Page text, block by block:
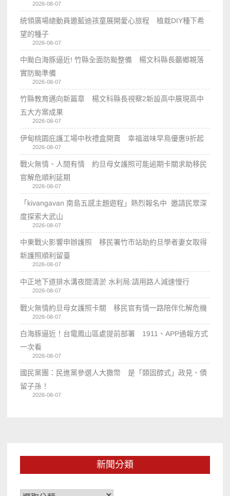
2026-08-07
統領廣場總動員邀藍迪孩童展開愛心旅程 植栽DIY種下希
望的種子
2026-08-07
中颱白海豚逼近! 竹縣全面防颱整備 楊文科縣長籲鄉親落
實防颱準備
2026-08-07
竹縣教育邁向新篇章 楊文科縣長視察2新設高中展現高中
五大方案成果
2026-08-07
伊甸桃園庇護工場中秋禮盒開賣 幸福滋味早鳥優惠9折起
2026-08-07
戰火無情、人間有情 約旦母女護照可能逾期卡關求助移民
官解危順利延期
2026-08-07
「kivangavan 南島五感主題遊程」熱烈報名中 邀請民眾深
度探索大武山
2026-08-07
中東戰火影響申辦護照 移民署竹市站助約旦學者妻女取得
新護照順利留臺
2026-08-07
中正地下道排水溝夜間清淤 水利局:請用路人減速慢行
2026-08-07
戰火無情約旦母女護照卡關 移民官有情一路陪伴化解危機
2026-08-07
白海豚逼近！台電鳳山區處提前部署 1911、APP通報方式
一次看
2026-08-07
國民黨團：民進黨參選人大撒幣 是「類固醇式」政見、債
留子孫！
2026-08-07
新聞分類